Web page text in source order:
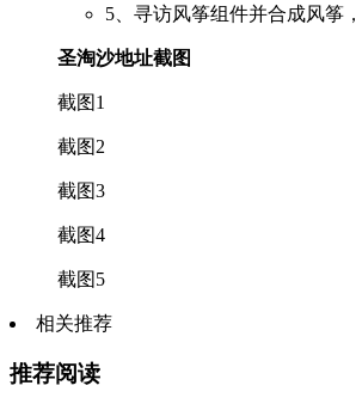
5、寻访风筝组件并合成风筝
圣淘沙地址截图
截图1
截图2
截图3
截图4
截图5
相关推荐
推荐阅读